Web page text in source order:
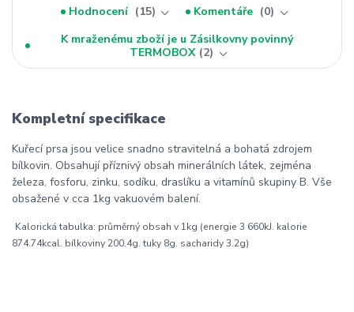
Hodnocení
15 Komentáře
0
K mraženému zboží je u Zásilkovny povinný
TERMOBOX 2
Kompletní specifikace
Kuřecí prsa jsou velice snadno stravitelná a bohatá zdrojem
bílkovin. Obsahují příznivý obsah minerálních látek, zejména
železa, fosforu, zinku, sodíku, draslíku a vitamínů skupiny B. Vše
obsažené v cca 1kg vakuovém balení.
Kalorická tabulka: průměrný obsah v 1kg (energie 3 660kJ. kalorie
874.74kcal. bílkoviny 200.4g. tuky 8g. sacharidy 3.2g)